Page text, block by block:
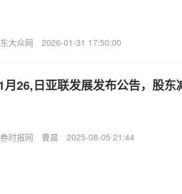
大众网 2026-01-31 17:50:00
月26,日亚联发展发布公告，股东
时报网 曹晨 2025-08-05 21:44